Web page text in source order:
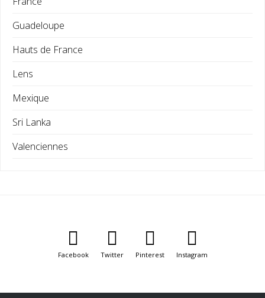
Guadeloupe
Hauts de France
Lens
Mexique
Sri Lanka
Valenciennes
Facebook Twitter Pinterest Instagram